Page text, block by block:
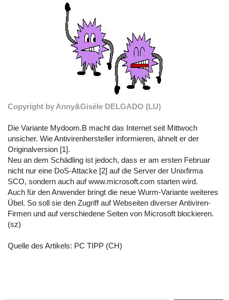
Copyright by Anny&Gisèle DELGADO (LU)
Die Variante Mydoom.B macht das Internet seit Mittwoch
unsicher. Wie Antivirenhersteller informieren, ähnelt er der
Originalversion [1].
Neu an dem Schädling ist jedoch, dass er am ersten Februar
nicht nur eine DoS-Attacke [2] auf die Server der Unixfirma
SCO, sondern auch auf www.microsoft.com starten wird.
Auch für den Anwender bringt die neue Wurm-Variante weiteres
Übel. So soll sie den Zugriff auf Webseiten diverser Antiviren-
Firmen und auf verschiedene Seiten von Microsoft blockieren.
(sz)
Quelle des Artikels: PC TIPP (CH)